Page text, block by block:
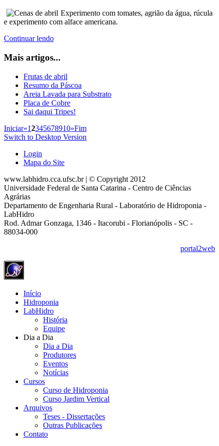
Experimento com tomates, agrião da água, rúcula
e experimento com alface americana.
Continuar lendo
Mais artigos...
Frutas de abril
Resumo da Páscoa
Areia Lavada para Substrato
Placa de Cobre
Sai daqui Tripes!
Iniciar«12345678910»Fim
Switch to Desktop Version
Login
Mapa do Site
www.labhidro.cca.ufsc.br | © Copyright 2012
Universidade Federal de Santa Catarina - Centro de Ciências
Agrárias
Departamento de Engenharia Rural - Laboratório de Hidroponia -
LabHidro
Rod. Admar Gonzaga, 1346 - Itacorubi - Florianópolis - SC -
88034-000
portal2web
Início
Hidroponia
LabHidro
História
Equipe
Dia a Dia
Dia a Dia
Produtores
Eventos
Notícias
Cursos
Curso de Hidroponia
Curso Jardim Vertical
Arquivos
Teses - Dissertações
Outras Publicações
Contato